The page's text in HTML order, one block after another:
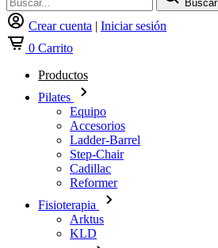
Buscar
Crear cuenta | Iniciar sesión
0 Carrito
Productos
Pilates
Equipo
Accesorios
Ladder-Barrel
Step-Chair
Cadillac
Reformer
Fisioterapia
Arktus
KLD